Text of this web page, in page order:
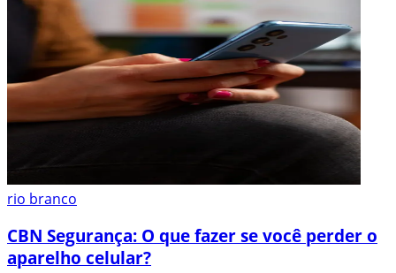
rio branco
CBN Segurança: O que fazer se você perder o
aparelho celular?